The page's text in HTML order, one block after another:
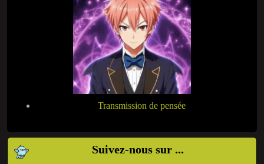
Transmission de pensée
Suivez-nous sur ...